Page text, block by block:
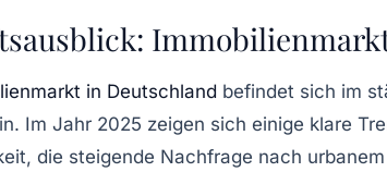
in Deutschland befindet sich im
Im Jahr 2025 zeigen sich einige klare
, die steigende Nachfrage nach